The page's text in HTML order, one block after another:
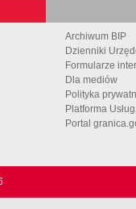
Archiwum BIP
Dzienniki
Formularze
Dla mediów
Polityka
Platforma
Portal